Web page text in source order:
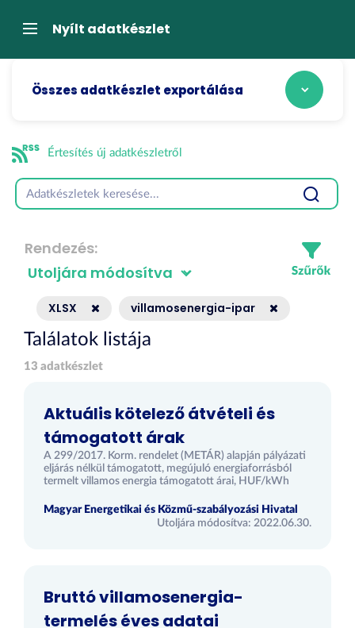
átugrásaNavigációNyílt adatkészlet
Összes adatkészlet exportálása
Értesítés új adatkészletről
Rendezés
XLSX villamosenergia-ipar
Találatok listája
13 adatkészlet
Aktuális kötelező átvételi és
támogatott árak
A 299/2017. Korm. rendelet (METÁR) alapján pályázati
eljárás nélkül támogatott, megújuló energiaforrásból
termelt villamos energia támogatott árai, HUF/kWh
Magyar Energetikai és Közmű-szabályozási Hivatal
Utoljára módosítva: 2022.06.30.
Bruttó villamosenergia-
termelés éves adatai